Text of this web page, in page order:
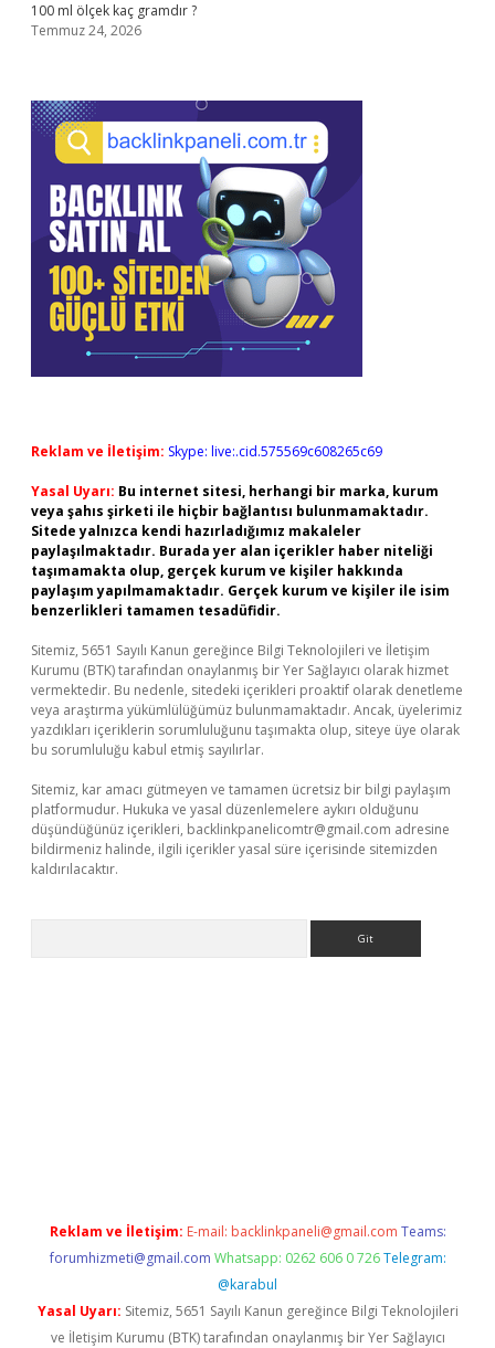
100 ml ölçek kaç gramdır ?
Temmuz 24, 2026
Reklam ve İletişim: Skype: live:.cid.575569c608265c69
Yasal Uyarı: Bu internet sitesi, herhangi bir marka, kurum
veya şahıs şirketi ile hiçbir bağlantısı bulunmamaktadır.
Sitede yalnızca kendi hazırladığımız makaleler
paylaşılmaktadır. Burada yer alan içerikler haber niteliği
taşımamakta olup, gerçek kurum ve kişiler hakkında
paylaşım yapılmamaktadır. Gerçek kurum ve kişiler ile isim
benzerlikleri tamamen tesadüfidir.
Sitemiz, 5651 Sayılı Kanun gereğince Bilgi Teknolojileri ve İletişim
Kurumu (BTK) tarafından onaylanmış bir Yer Sağlayıcı olarak hizmet
vermektedir. Bu nedenle, sitedeki içerikleri proaktif olarak denetleme
veya araştırma yükümlülüğümüz bulunmamaktadır. Ancak, üyelerimiz
yazdıkları içeriklerin sorumluluğunu taşımakta olup, siteye üye olarak
bu sorumluluğu kabul etmiş sayılırlar.
Sitemiz, kar amacı gütmeyen ve tamamen ücretsiz bir bilgi paylaşım
platformudur. Hukuka ve yasal düzenlemelere aykırı olduğunu
düşündüğünüz içerikleri, backlinkpanelicomtr@gmail.com adresine
bildirmeniz halinde, ilgili içerikler yasal süre içerisinde sitemizden
kaldırılacaktır.
Reklam ve İletişim: E-mail: backlinkpaneli@gmail.com Teams:
forumhizmeti@gmail.com Whatsapp: 0262 606 0 726 Telegram:
@karabul
Yasal Uyarı: Sitemiz, 5651 Sayılı Kanun gereğince Bilgi Teknolojileri
ve İletişim Kurumu (BTK) tarafından onaylanmış bir Yer Sağlayıcı